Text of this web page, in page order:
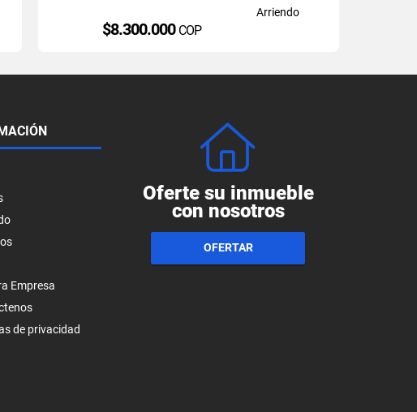
Arriendo
$8.300.000 COP
Empresa
de privacidad
Oferte su inmueble
con nosotros
OFERTAR